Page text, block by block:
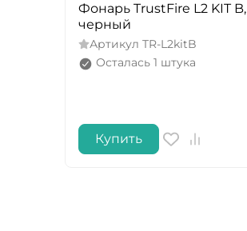
Фонарь TrustFire L2 KIT B,
черный
Артикул TR-L2kitB
Осталась 1 штука
Купить